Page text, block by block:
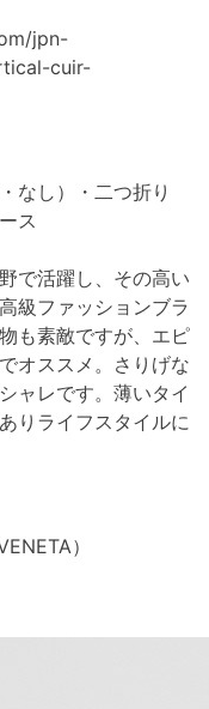
jpn-
cuir-
なし）・二つ折り
ス
で活躍し、その高い
級ファッションブラ
も素敵ですが、エピ
オススメ。さりげな
ャレです。薄いタイ
りライフスタイルに
）